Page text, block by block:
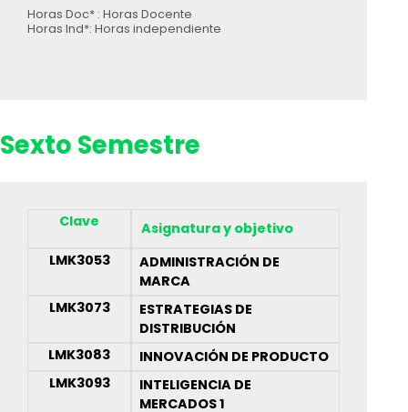
Horas Doc* : Horas Docente
Horas Ind*: Horas independiente
Sexto Semestre
Clave
Asignatura y objetivo
LMK3053
ADMINISTRACIÓN DE
MARCA
LMK3073
ESTRATEGIAS DE
DISTRIBUCIÓN
LMK3083
INNOVACIÓN DE PRODUCTO
LMK3093
INTELIGENCIA DE
MERCADOS 1